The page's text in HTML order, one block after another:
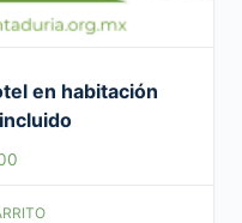
en habitación